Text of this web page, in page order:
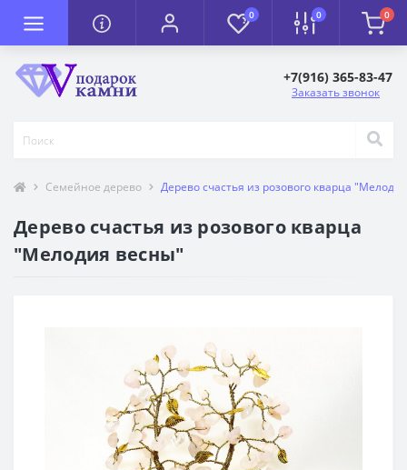
0 0 0
+7(916) 365-83-47
Заказать звонок
Семейное дерево Дерево счастья из розового кварца
Дерево счастья из розового кварца
"Мелодия весны"